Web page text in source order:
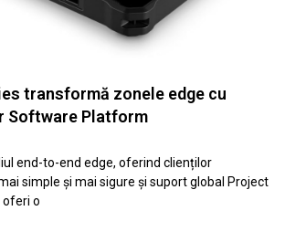
transformă zonele edge cu
Software Platform
end-to-end edge, oferind clienților
simple și mai sigure și suport global Project
oferi o